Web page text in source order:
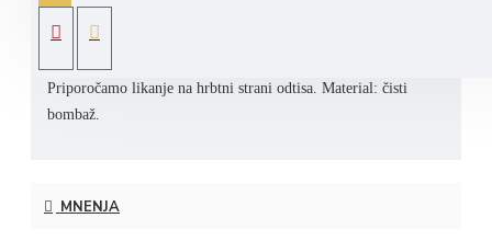
darilo za rojstni dan, okroglo obletnico, poroko, rojstvo otroka
ali drugo posebno priložnost. Smešne majice pa ne smejo
Priporočamo likanje na hrbtni strani odtisa. Material: čisti
bombaž.
MNENJA